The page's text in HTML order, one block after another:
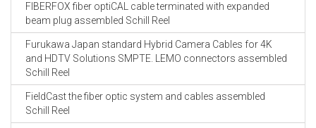
FIBERFOX fiber optiCAL cable terminated with expanded
beam plug assembled Schill Reel
Furukawa Japan standard Hybrid Camera Cables for 4K
and HDTV Solutions SMPTE. LEMO connectors assembled
Schill Reel
FieldCast the fiber optic system and cables assembled
Schill Reel